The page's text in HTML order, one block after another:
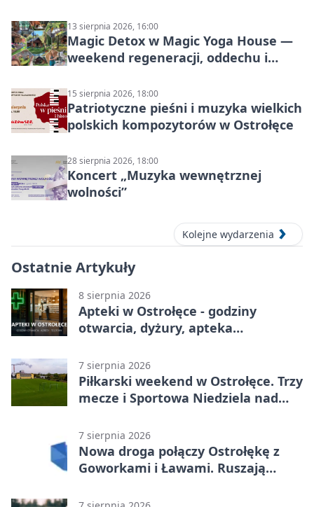
Mazowsza do Korony”
13 sierpnia 2026, 16:00
Magic Detox w Magic Yoga House —
weekend regeneracji, oddechu i
15 sierpnia 2026, 18:00
Patriotyczne pieśni i muzyka wielkich
polskich kompozytorów w Ostrołęce
28 sierpnia 2026, 18:00
Koncert „Muzyka wewnętrznej
wolności”
Kolejne wydarzenia
Ostatnie Artykuły
8 sierpnia 2026
Apteki w Ostrołęce - godziny
otwarcia, dyżury, apteka
7 sierpnia 2026
Piłkarski weekend w Ostrołęce. Trzy
mecze i Sportowa Niedziela nad
7 sierpnia 2026
Nowa droga połączy Ostrołękę z
Goworkami i Ławami. Ruszają